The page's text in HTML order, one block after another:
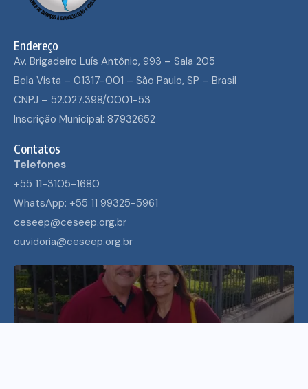
Endereço
Av. Brigadeiro Luís Antônio, 993 – Sala 205
Bela Vista – 01317-001 – São Paulo, SP – Brasil
CNPJ – 52.027.398/0001-53
Inscrição Municipal: 87932652
Contatos
Telefones
+55 11-3105-1680
WhatsApp: +55 11 99325-5961
ceseep@ceseep.org.br
ouvidoria@ceseep.org.br